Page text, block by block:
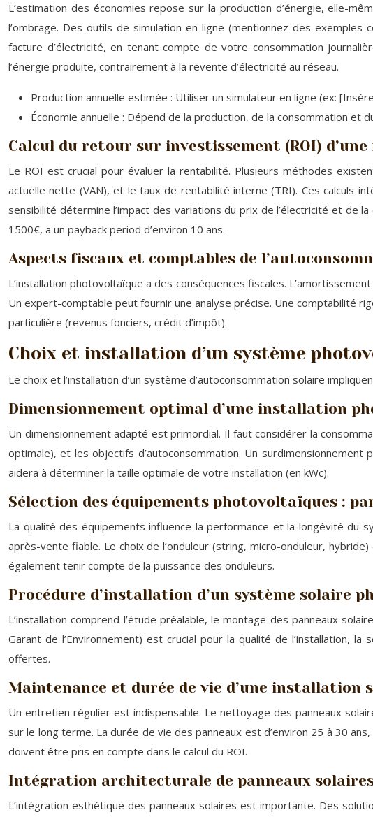
L’estimation des économies repose sur la production d’énergie, elle-
l’ombrage. Des outils de simulation en ligne (mentionnez des
facture d’électricité, en tenant compte de votre consommation
l’énergie produite, contrairement à la revente d’électricité au réseau.
Production annuelle estimée : Utiliser un simulateur en ligne (ex:
Économie annuelle : Dépend de la production, de la consommation et
Calcul du retour sur investissement (ROI)
Le ROI est crucial pour évaluer la rentabilité. Plusieurs méthodes
actuelle nette (VAN), et le taux de rentabilité interne (TRI). Ces calculs
sensibilité détermine l’impact des variations du prix de l’électricité et de
1500€, a un payback period d’environ 10 ans.
Aspects fiscaux et comptables de
L’installation photovoltaïque a des conséquences fiscales.
Un expert-comptable peut fournir une analyse précise. Une comptabilité
particulière (revenus fonciers, crédit d’impôt).
Choix et installation d’un système
Le choix et l’installation d’un système d’autoconsommation solaire
Dimensionnement optimal d’une installation
Un dimensionnement adapté est primordial. Il faut considérer la
optimale), et les objectifs d’autoconsommation. Un
aidera à déterminer la taille optimale de votre installation (en kWc).
Sélection des équipements photovoltaïques :
La qualité des équipements influence la performance et la longévité
après-vente fiable. Le choix de l’onduleur (string, micro-onduleur,
également tenir compte de la puissance des onduleurs.
Procédure d’installation d’un système solaire
L’installation comprend l’étude préalable, le montage des panneaux
Garant de l’Environnement) est crucial pour la qualité de l’installation,
offertes.
Maintenance et durée de vie d’une installation
Un entretien régulier est indispensable. Le nettoyage des panneaux
sur le long terme. La durée de vie des panneaux est d’environ 25 à 30
doivent être pris en compte dans le calcul du ROI.
Intégration architecturale de panneaux
L’intégration esthétique des panneaux solaires est importante. Des